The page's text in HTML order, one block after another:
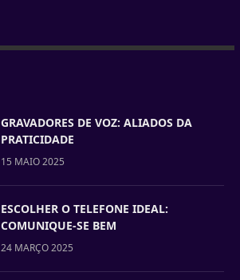
GRAVADORES DE VOZ: ALIADOS DA
PRATICIDADE
15 MAIO 2025
ESCOLHER O TELEFONE IDEAL:
COMUNIQUE-SE BEM
24 MARÇO 2025